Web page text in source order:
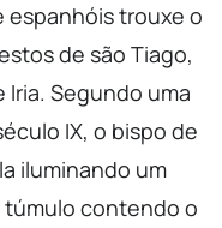
espanhóis trouxe o
de são Tiago,
Iria. Segundo uma
IX, o bispo de
iluminando um
contendo o